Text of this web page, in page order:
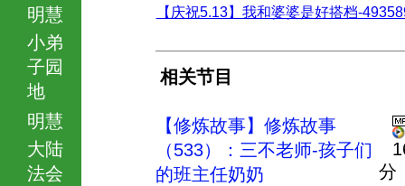
明慧
小弟
子园
地
明慧
大陆
法会
【庆祝5.13】我和婆婆是好搭档-
相关节目
【修炼故事】修炼故事
（533）：三不老师-孩子们
的班主任奶奶
分